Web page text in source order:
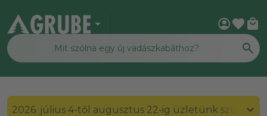
arrow_drop_down account_circlefavorite local_mall
2026. július 4-től augusztus 22-ig üzletünk